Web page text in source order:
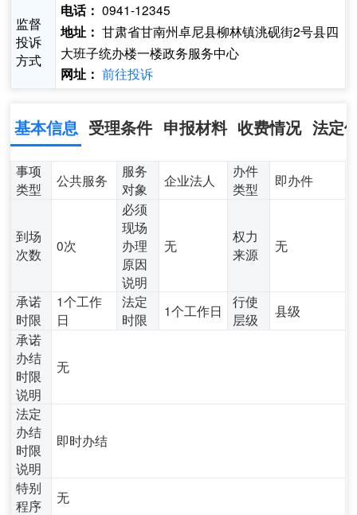
监督
投诉
方式
电话： 0941-12345
地址： 甘肃省甘南州卓尼县柳林镇洮砚街2号县四
大班子统办楼一楼政务服务中心
网址： 前往投诉
基本信息 受理条件 申报材料 收费情况 法定
事项
类型
公共服务
服务
对象
企业法人
办件
类型
即办件
到场
次数
0次
必须
现场
办理
原因
说明
无
权力
来源
无
承诺
时限
1个工作
日
法定
时限
1个工作日
行使
层级
县级
承诺
办结
时限
说明
无
法定
办结
时限
说明
即时办结
特别
程序
无